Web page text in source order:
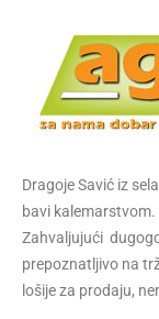
Dragoje Savić iz
bavi kalemarstvom.
Zahvaljujući
prepoznatljivo na
lošije za prodaju,